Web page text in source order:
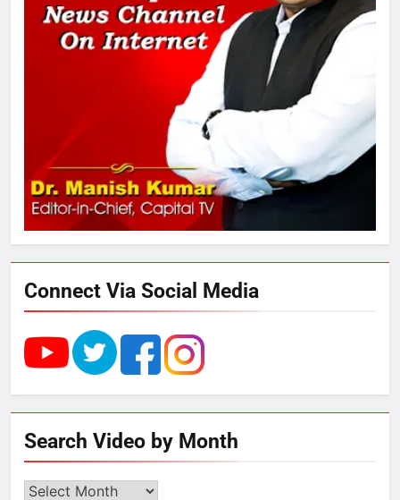
रोशन सिंह के नाम पर करने की मांग तेज
अमर शहीद ठाकुर रोशन सिंह के नाम पर
स्वरूप रानी नेहरू चिकित्सालय का
नामकरण करने की मांग को लेकर
अनिश्चितकालीन धरना शुरू
3
289 एकड़ भूमि पर विकसित होगा कार्बन-
फ्री डेटा सेंटर, हजारों उच्च-कुशल
रोजगार सृजन की संभावना
UP में ग्रामीण बिजली आपूर्ति से कृषि,
डेयरी, कुटीर उद्योग और स्वरोजगार को
राम की नगरी अयोध्या में आने वाले भक्तों
का स्वागत करेगा लक्ष्मण द्वार
Connect Via Social Media
Search Video by Month
Search